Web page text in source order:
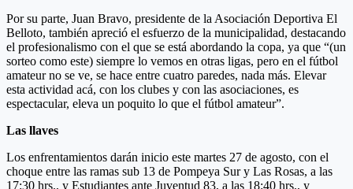
Por su parte, Juan Bravo, presidente de la Asociación Deportiva El
Belloto, también apreció el esfuerzo de la municipalidad, destacando
el profesionalismo con el que se está abordando la copa, ya que “(un
sorteo como este) siempre lo vemos en otras ligas, pero en el fútbol
amateur no se ve, se hace entre cuatro paredes, nada más. Elevar
esta actividad acá, con los clubes y con las asociaciones, es
espectacular, eleva un poquito lo que el fútbol amateur”.
Las llaves
Los enfrentamientos darán inicio este martes 27 de agosto, con el
choque entre las ramas sub 13 de Pompeya Sur y Las Rosas, a las
17:30 hrs., y Estudiantes ante Juventud 83, a las 18:40 hrs., y